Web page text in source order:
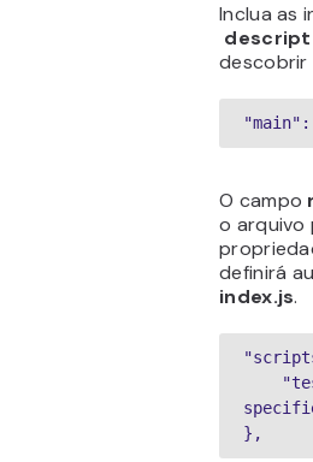
Inclua as
descobrir
O campo
o arquivo
definirá
index.js.
},